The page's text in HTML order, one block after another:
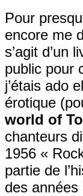
Pour
encore me
s’agit d’un
public pour
j’étais ado
érotique
world of
chanteurs
1956 «
partie de
des